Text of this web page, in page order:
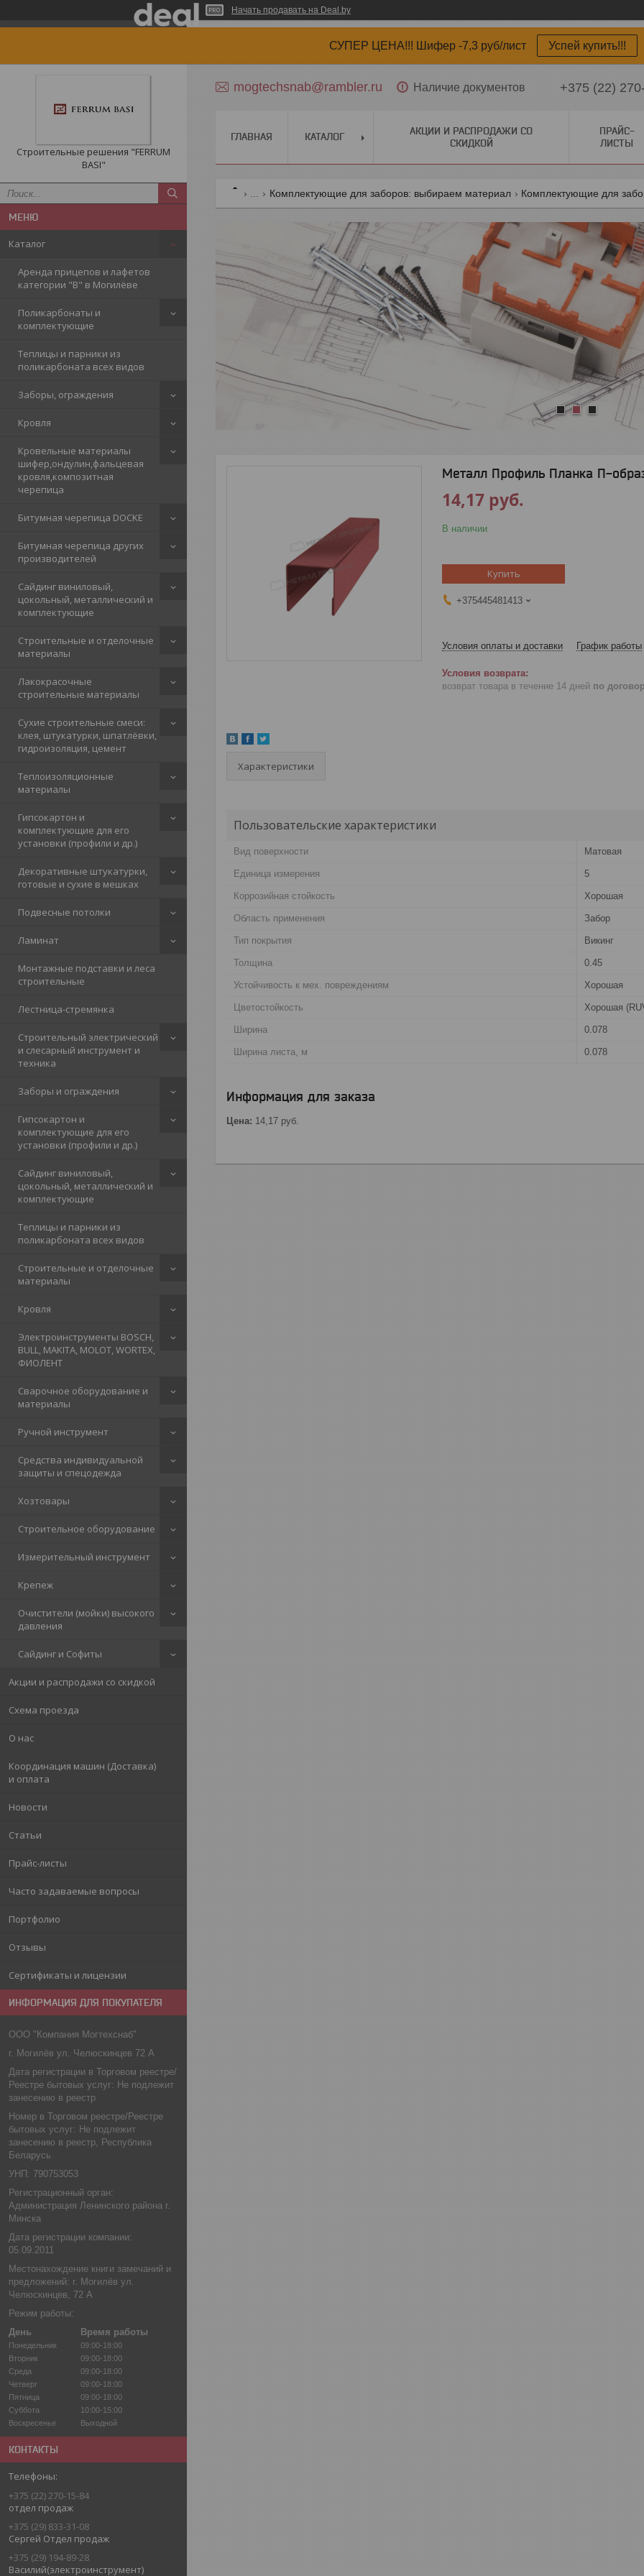
Начать продавать на Deal.by
СУПЕР ЦЕНА!!! Шифер -7,3 руб/лист Успей купить!!!
Строительные решения "FERRUM
BASI"
Каталог
Аренда прицепов и лафетов
категории "B" в Могилёве
Поликарбонаты и
комплектующие
Теплицы и парники из
поликарбоната всех видов
Заборы, ограждения
Кровля
Кровельные материалы
шифер,ондулин,фальцевая
кровля,композитная
черепица
Битумная черепица DOCKE
Битумная черепица других
производителей
Сайдинг виниловый,
цокольный, металлический и
комплектующие
Строительные и отделочные
материалы
Лакокрасочные
строительные материалы
Сухие строительные смеси:
клея, штукатурки, шпатлёвки,
гидроизоляция, цемент
Теплоизоляционные
материалы
Гипсокартон и
комплектующие для его
установки (профили и др.)
Декоративные штукатурки,
готовые и сухие в мешках
Подвесные потолки
Ламинат
Монтажные подставки и леса
строительные
Лестница-стремянка
Строительный электрический
и слесарный инструмент и
техника
Заборы и ограждения
Гипсокартон и
комплектующие для его
установки (профили и др.)
Сайдинг виниловый,
цокольный, металлический и
комплектующие
Теплицы и парники из
поликарбоната всех видов
Строительные и отделочные
материалы
Кровля
Электроинструменты BOSCH,
BULL, MAKITA, MOLOT, WORTEX,
ФИОЛЕНТ
Сварочное оборудование и
материалы
Ручной инструмент
Средства индивидуальной
защиты и спецодежда
Хозтовары
Строительное оборудование
Измерительный инструмент
Крепеж
Очистители (мойки) высокого
давления
Сайдинг и Софиты
Акции и распродажи со скидкой
Схема проезда
О нас
Координация машин (Доставка)
и оплата
Новости
Статьи
Прайс-листы
Часто задаваемые вопросы
Портфолио
Отзывы
Сертификаты и лицензии
ИНФОРМАЦИЯ ДЛЯ ПОКУПАТЕЛЯ
ООО "Компания Могтехснаб"
г. Могилёв ул. Челюскинцев 72 А
Дата регистрации в Торговом реестре/
Реестре бытовых услуг: Не подлежит
занесению в реестр
Номер в Торговом реестре/Реестре
бытовых услуг: Не подлежит
занесению в реестр, Республика
Беларусь
УНП: 790753053
Регистрационный орган:
Администрация Ленинского района г.
Минска
Дата регистрации компании:
05.09.2011
Местонахождение книги замечаний и
предложений: г. Могилёв ул.
Челюскинцев, 72 А
Режим работы:
День
Время работы
Понедельник
09:00-18:00
Вторник
09:00-18:00
Среда
09:00-18:00
Четверг
09:00-18:00
Пятница
09:00-18:00
Суббота
10:00-15:00
Воскресенье
Выходной
КОНТАКТЫ
+375 (22) 270-15-84
отдел продаж
+375 (29) 833-31-08
Сергей Отдел продаж
+375 (29) 194-89-28
Василий(электроинструмент)
mogtechsnab@rambler.ru Наличие документов +375 (22)
ГЛАВНАЯ КАТАЛОГ
АКЦИИ И РАСПРОДАЖИ СО
СКИДКОЙ
ПРАЙС-
ЛИСТЫ
Комплектующие для заборов: выбираем материал Комплектующие для
Металл Профиль Планка П-
14,17 руб.
В наличии
Купить
+375445481413
Условия оплаты и доставки График работы
возврат товара в течение 14 дней по
Характеристики
Пользовательские характеристики
Вид поверхности Матовая
Единица измерения 5
Коррозийная стойкость Хорошая
Область применения Забор
Тип покрытия Викинг
Толщина 0.45
Устойчивость к мех. повреждениям Хорошая
Цветостойкость Хорошая
Ширина 0.078
Ширина листа, м 0.078
Информация для заказа
Цена: 14,17 руб.